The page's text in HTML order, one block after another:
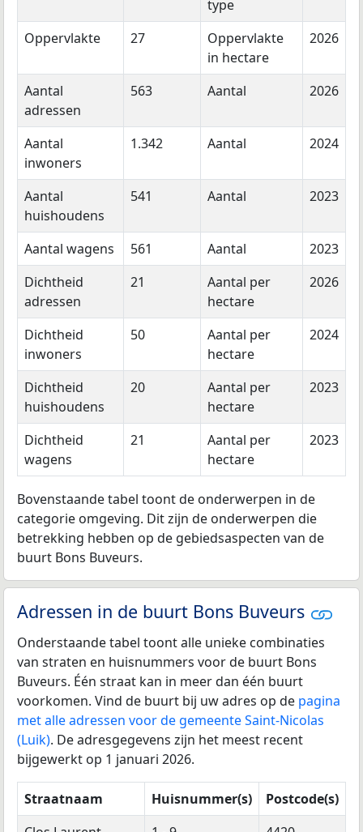
type
Oppervlakte
27
Oppervlakte
in hectare
2026
Aantal
adressen
563 Aantal 2026
Aantal
inwoners
1.342 Aantal 2024
Aantal
huishoudens
541 Aantal 2023
Aantal wagens 561 Aantal
2023
Dichtheid
adressen
21
Aantal per
hectare
2026
Dichtheid
inwoners
50
Aantal per
hectare
2024
Dichtheid
huishoudens
20
Aantal per
hectare
2023
Dichtheid
wagens
21
Aantal per
hectare
2023
Bovenstaande tabel toont de onderwerpen in de
categorie omgeving. Dit zijn de onderwerpen die
betrekking hebben op de gebiedsaspecten van de
buurt Bons Buveurs.
Adressen in de buurt Bons Buveurs
Onderstaande tabel toont alle unieke combinaties
van straten en huisnummers voor de buurt Bons
Buveurs. Één straat kan in meer dan één buurt
voorkomen. Vind de buurt bij uw adres op de pagina
met alle adressen voor de gemeente Saint-Nicolas
(Luik). De adresgegevens zijn het meest recent
bijgewerkt op 1 januari 2026.
Straatnaam Huisnummer(s)
Postcode(s)